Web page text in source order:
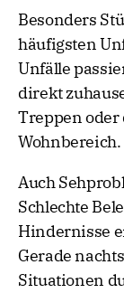
Besonders
häufigsten
Unfälle
direkt
Treppen
Wohnbereich.
Auch
Schlechte
Hindernisse
Gerade
Situationen